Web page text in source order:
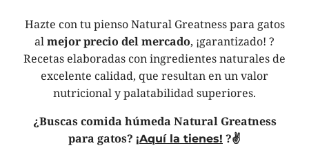
Hazte con tu pienso Natural Greatness para gatos
almejor precio del mercado, ¡garantizado! ?
Recetas elaboradas con ingredientes naturales de
excelente calidad, que resultan en un valor
nutricional y palatabilidad superiores.
¿Buscas comida húmeda Natural Greatness
para gatos? ¡Aquí la tienes! ?✌️